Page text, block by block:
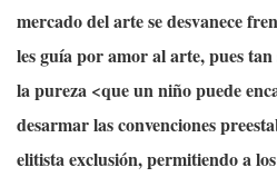
mercado del arte se desvanece
les guía por amor al arte, pues
la pureza <que un niño puede
desarmar las convenciones
elitista exclusión, permitiendo a